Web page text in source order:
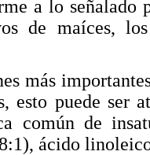
a lo
de maíces,
más
esto puede ser
común de
ácido